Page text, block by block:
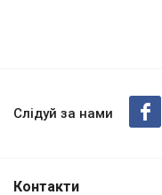
Слідуй за нами
Контакти